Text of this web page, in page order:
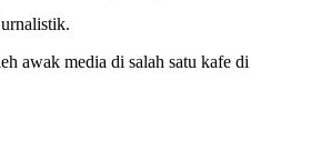
awak media di salah satu kafe di